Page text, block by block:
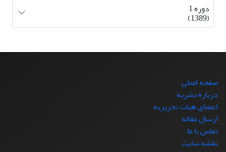
دوره 1
(1389)
صفحه اصلی
درباره نشریه
اعضای هیات تحریریه
ارسال مقاله
تماس با ما
نقشه سایت